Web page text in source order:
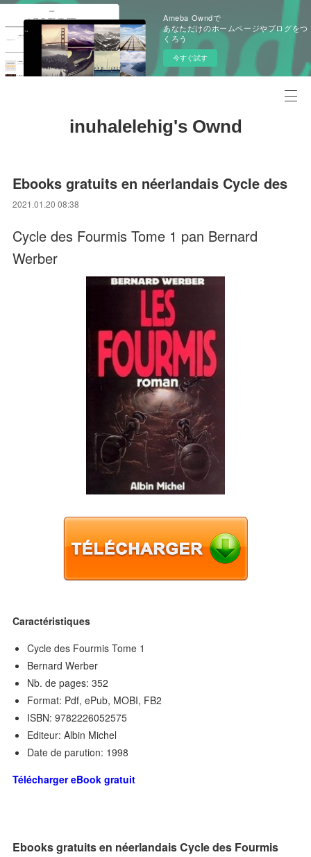
Ameba Owndで
あなただけのホームページやブログをつ
くろう
今すぐ試す
inuhalelehig's Ownd
Ebooks gratuits en néerlandais Cycle des
2021.01.20 08:38
Cycle des Fourmis Tome 1 pan Bernard
Werber
Caractéristiques
Cycle des Fourmis Tome 1
Bernard Werber
Nb. de pages: 352
Format: Pdf, ePub, MOBI, FB2
ISBN: 9782226052575
Editeur: Albin Michel
Date de parution: 1998
Télécharger eBook gratuit
Ebooks gratuits en néerlandais Cycle des Fourmis